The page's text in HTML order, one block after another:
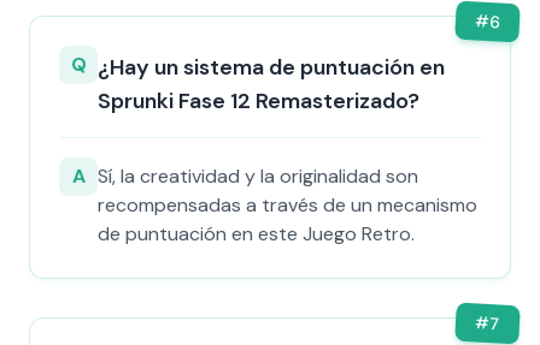
#6
Q ¿Hay un sistema de puntuación en
Sprunki Fase 12 Remasterizado?
A Sí, la creatividad y la originalidad son
recompensadas a través de un mecanismo
de puntuación en este Juego Retro.
#7